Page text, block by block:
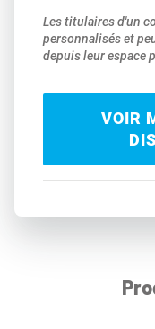
Les titulaires d'un
personnalisés et
depuis leur espace
VOIR